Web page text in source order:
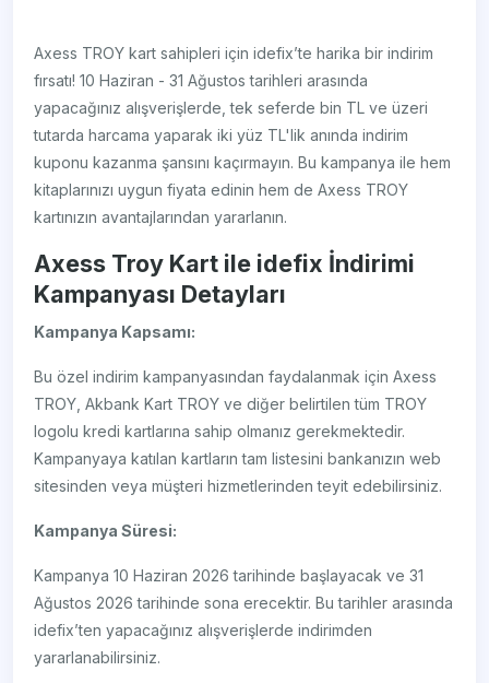
Axess TROY kart sahipleri için idefix’te harika bir indirim
fırsatı! 10 Haziran - 31 Ağustos tarihleri arasında
yapacağınız alışverişlerde, tek seferde bin TL ve üzeri
tutarda harcama yaparak iki yüz TL'lik anında indirim
kuponu kazanma şansını kaçırmayın. Bu kampanya ile hem
kitaplarınızı uygun fiyata edinin hem de Axess TROY
kartınızın avantajlarından yararlanın.
Axess Troy Kart ile idefix İndirimi
Kampanyası Detayları
Kampanya Kapsamı:
Bu özel indirim kampanyasından faydalanmak için Axess
TROY, Akbank Kart TROY ve diğer belirtilen tüm TROY
logolu kredi kartlarına sahip olmanız gerekmektedir.
Kampanyaya katılan kartların tam listesini bankanızın web
sitesinden veya müşteri hizmetlerinden teyit edebilirsiniz.
Kampanya Süresi:
Kampanya 10 Haziran 2026 tarihinde başlayacak ve 31
Ağustos 2026 tarihinde sona erecektir. Bu tarihler arasında
idefix’ten yapacağınız alışverişlerde indirimden
yararlanabilirsiniz.